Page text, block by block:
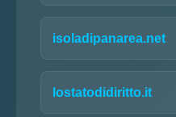
isoladipanarea.net
lostatodidiritto.it